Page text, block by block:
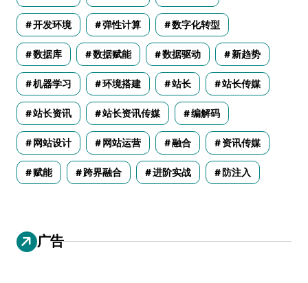
开发环境 弹性计算 数字化转型
数据库 数据赋能 数据驱动 新趋势
机器学习 环境搭建 站长 站长传媒
站长资讯 站长资讯传媒 编解码
网站设计 网站运营 融合 资讯传媒
赋能 跨界融合 进阶实战 防注入
广告